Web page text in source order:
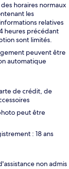
horaires normaux
les
relatives
heures précédant
sont limités.
peuvent être
automatique
de crédit, de
peut être
: 18 ans
non admis